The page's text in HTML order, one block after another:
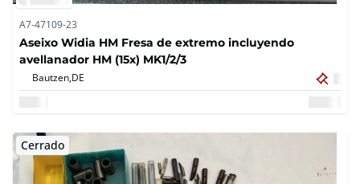
A7-47109-23
Aseixo Widia HM Fresa de extremo incluyendo
avellanador HM (15x) MK1/2/3
Bautzen,DE
Cerrado